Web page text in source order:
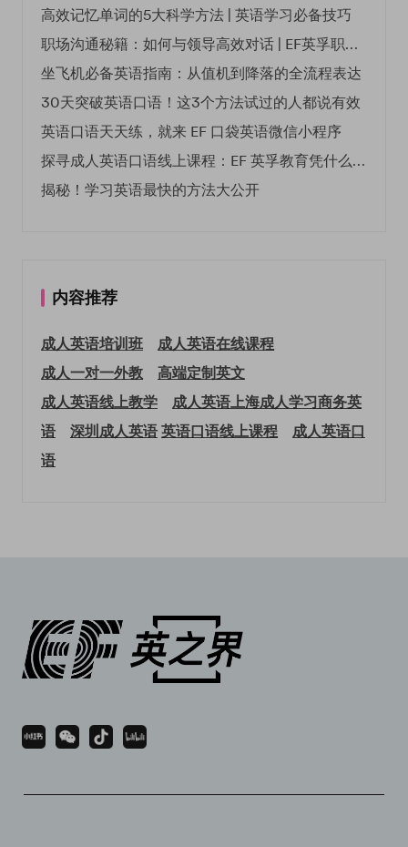
高效记忆单词的5大科学方法 | 英语学习必备技巧
职场沟通秘籍：如何与领导高效对话 | EF英孚职场指南
坐飞机必备英语指南：从值机到降落的全流程表达
30天突破英语口语！这3个方法试过的人都说有效
英语口语天天练，就来 EF 口袋英语微信小程序
探寻成人英语口语线上课程：EF 英孚教育凭什么领航
揭秘！学习英语最快的方法大公开
内容推荐
成人英语培训班
成人英语在线课程
成人一对一外教
高端定制英文
成人英语线上教学
成人英语上海成人学习商务英
语
深圳成人英语英语口语线上课程
成人英语口
语